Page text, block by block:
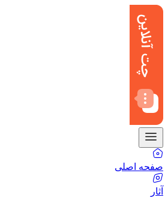
صفحه اصلی
آثار